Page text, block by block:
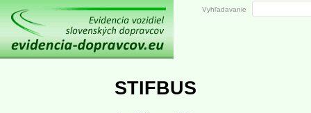
STIFBUS
Vyhľadavanie